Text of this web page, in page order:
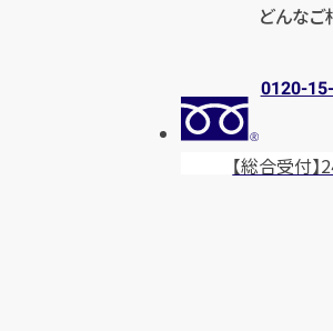
どんなご
0120-
【総合受付